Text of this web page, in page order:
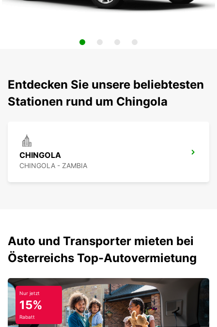
Entdecken Sie unsere beliebtesten
Stationen rund um Chingola
CHINGOLA
CHINGOLA - ZAMBIA
Auto und Transporter mieten bei
Österreichs Top-Autovermietung
Nur jetzt
15%
Rabatt